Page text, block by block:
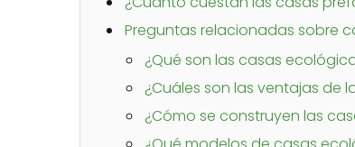
Preguntas relacionadas sobre
¿Qué son las casas
¿Cuáles son las ventajas de
¿Cómo se construyen las